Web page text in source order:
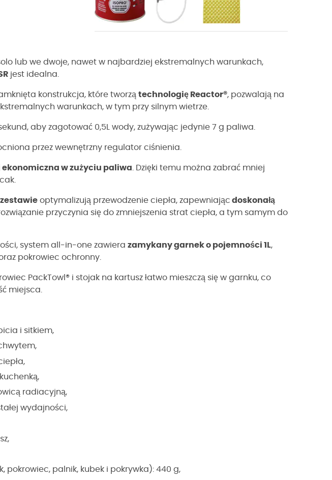
lub we dwoje, nawet w najbardziej ekstremalnych warunkach,
jest idealna.
konstrukcja, które tworzą technologię Reactor®, pozwalają na
warunkach, w tym przy silnym wietrze.
aby zagotować 0,5L wody, zużywając jedynie 7 g paliwa.
przez wewnętrzny regulator ciśnienia.
w zużyciu paliwa . Dzięki temu można zabrać mniej
optymalizują przewodzenie ciepła, zapewniając doskonałą
rozwiązanie przyczynia się do zmniejszenia strat ciepła, a tym samym do
system all-in-one zawiera zamykany garnek o pojemności 1L,
pokrowiec ochronny.
PackTowl® i stojak na kartusz łatwo mieszczą się w garnku, co
miejsca.
i sitkiem,
radiacyjną,
wydajności,
pokrowiec, palnik, kubek i pokrywka): 440 g,